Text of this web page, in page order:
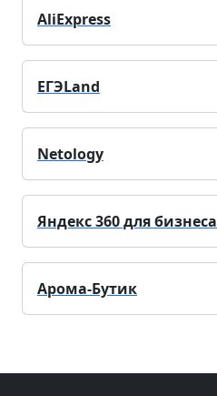
AliExpress
ЕГЭLand
Netology
Яндекс 360 для бизнеса
Арома-Бутик